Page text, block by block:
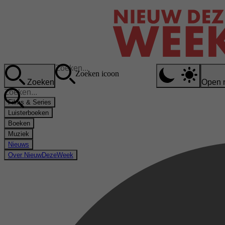
Zoeken
Zoeken icoon
Open
Films & Series
Luisterboeken
Boeken
Muziek
Nieuws
Over NieuwDezeWeek